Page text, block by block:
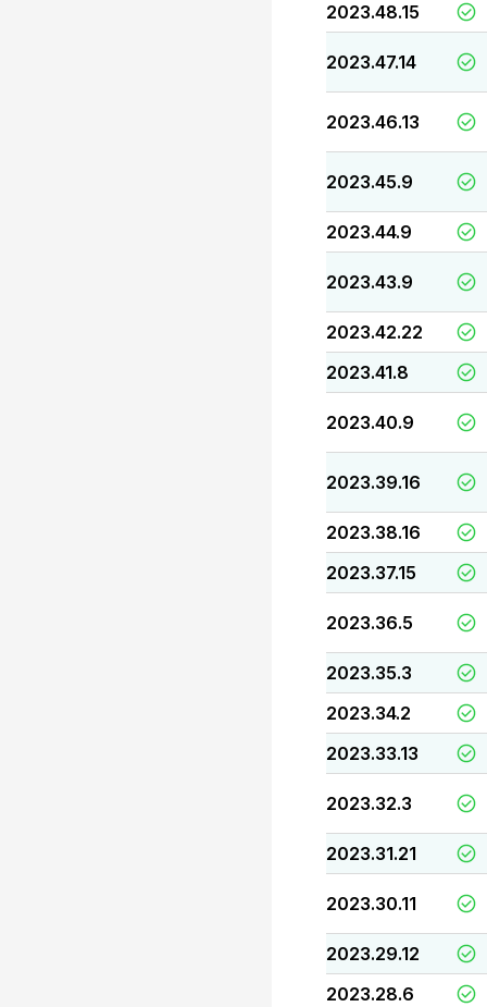
2023.48.15
2023.47.14
2023.46.13
2023.45.9
2023.44.9
2023.43.9
2023.42.22
2023.41.8
2023.40.9
2023.39.16
2023.38.16
2023.37.15
2023.36.5
2023.35.3
2023.34.2
2023.33.13
2023.32.3
2023.31.21
2023.30.11
2023.29.12
2023.28.6